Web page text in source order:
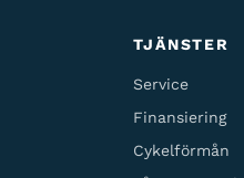
TJÄNSTER
Service
Finansiering
Cykelförmån